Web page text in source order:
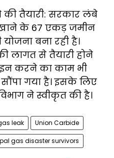
तैयारी: सरकार लंबे
के 67 एकड़ जमीन
बना रही है।
लागत से तैयारी होने
करने का काम भी
गया है। इसके लिए
ने स्वीकृत की है।
leak Union Carbide
gas disaster survivors